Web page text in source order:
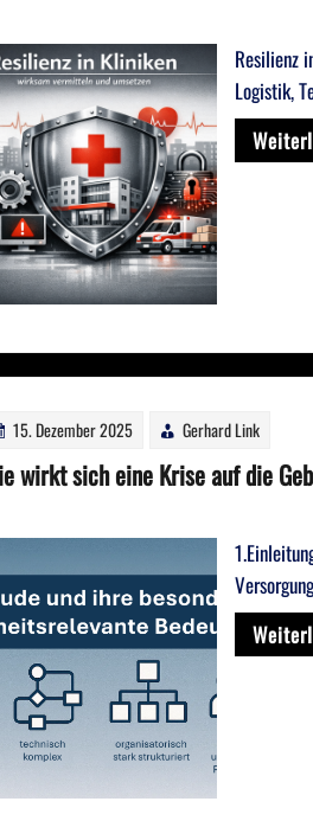
Resilienz
Logistik,
15. Dezember 2025 Gerhard Link
wirkt sich eine Krise auf die